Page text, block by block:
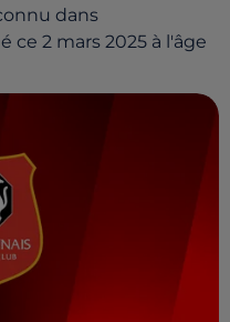
dans
ce 2 mars 2025 à l'âge